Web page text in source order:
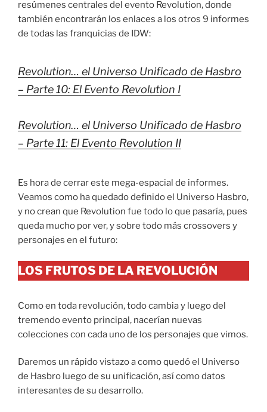
resúmenes centrales del evento Revolution, donde
también encontrarán los enlaces a los otros 9 informes
de todas las franquicias de IDW:
Revolution… el Universo Unificado de Hasbro
– Parte 10: El Evento Revolution I
Revolution… el Universo Unificado de Hasbro
– Parte 11: El Evento Revolution II
Es hora de cerrar este mega-espacial de informes.
Veamos como ha quedado definido el Universo Hasbro,
y no crean que Revolution fue todo lo que pasaría, pues
queda mucho por ver, y sobre todo más crossovers y
personajes en el futuro:
LOS FRUTOS DE LA REVOLUCIÓN
Como en toda revolución, todo cambia y luego del
tremendo evento principal, nacerían nuevas
colecciones con cada uno de los personajes que vimos.
Daremos un rápido vistazo a como quedó el Universo
de Hasbro luego de su unificación, así como datos
interesantes de su desarrollo.